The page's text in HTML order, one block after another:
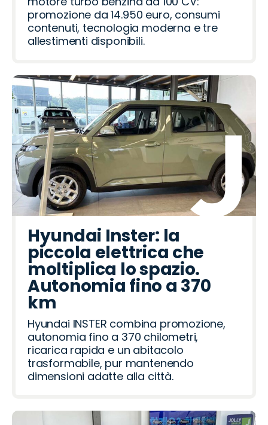
promozione da 14.950 euro, consumi
contenuti, tecnologia moderna e tre
allestimenti disponibili.
Hyundai Inster: la
piccola elettrica che
moltiplica lo spazio.
Autonomia fino a 370
km
Hyundai INSTER combina promozione,
autonomia fino a 370 chilometri,
ricarica rapida e un abitacolo
trasformabile, pur mantenendo
dimensioni adatte alla città.